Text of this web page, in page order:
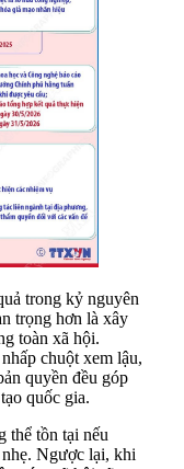
trong kỷ nguyên
trọng hơn là xây
toàn xã hội.
chuột xem lậu,
quyền đều góp
quốc gia.
thể tồn tại nếu
nhẹ. Ngược lại, khi